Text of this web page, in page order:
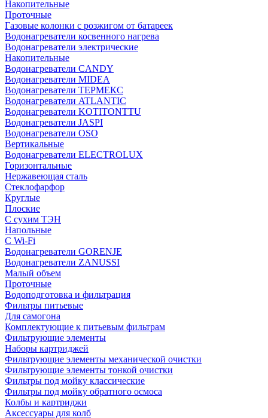
Накопительные
Проточные
Газовые колонки с розжигом от батареек
Водонагреватели косвенного нагрева
Водонагреватели электрические
Накопительные
Водонагреватели CANDY
Водонагреватели MIDEA
Водонагреватели ТЕРМЕКС
Водонагреватели ATLANTIC
Водонагреватели KOTITONTTU
Водонагреватели JASPI
Водонагреватели OSO
Вертикальные
Водонагреватели ELECTROLUX
Горизонтальные
Нержавеющая сталь
Стеклофарфор
Круглые
Плоские
С сухим ТЭН
Напольные
С Wi-Fi
Водонагреватели GORENJE
Водонагреватели ZANUSSI
Малый объем
Проточные
Водоподготовка и фильтрация
Фильтры питьевые
Для самогона
Комплектующие к питьевым фильтрам
Фильтрующие элементы
Наборы картриджей
Фильтрующие элементы механической очистки
Фильтрующие элементы тонкой очистки
Фильтры под мойку классические
Фильтры под мойку обратного осмоса
Колбы и картриджи
Аксессуары для колб